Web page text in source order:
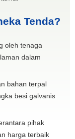
Tenda?
oleh tenaga
dalam
bahan terpal
besi galvanis
pihak
harga terbaik